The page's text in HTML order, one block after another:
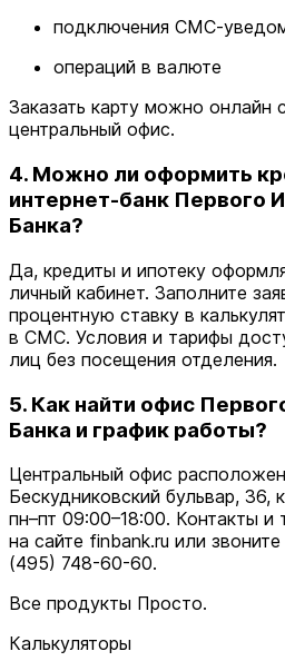
подключения СМС-
операций в валюте
Заказать карту можно онлайн
центральный офис.
4. Можно ли оформить
интернет-банк Первого
Банка?
Да, кредиты и ипотеку
личный кабинет. Заполните
процентную ставку в
в СМС. Условия и тарифы
лиц без посещения отделения.
5. Как найти офис
Банка и график работы?
Центральный офис
Бескудниковский бульвар, 36,
пн–пт 09:00–18:00. Контакты и
на сайте finbank.ru или
(495) 748-60-60.
Все продукты Просто.
Калькуляторы